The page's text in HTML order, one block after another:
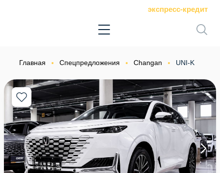
экспресс-кредит
Главная Спецпредложения Changan UNI-K